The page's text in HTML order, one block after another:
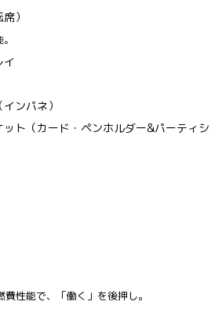
）
ンパネ）
ト（カード・ペンホルダー&パーティシ
性能で、「働く」を後押し。